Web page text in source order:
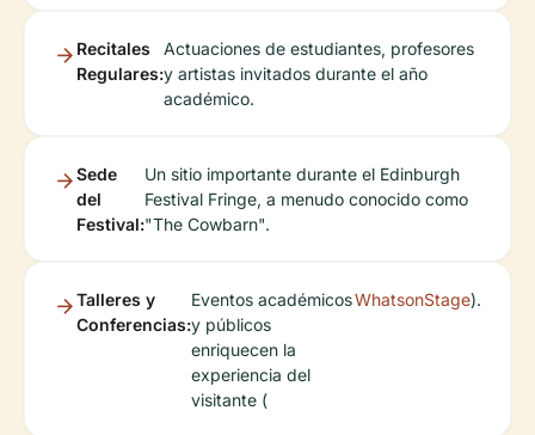
Recitales
Regulares:
Actuaciones de estudiantes, profesores
y artistas invitados durante el año
académico.
Sede
del
Festival:
Un sitio importante durante el Edinburgh
Festival Fringe, a menudo conocido como
"The Cowbarn".
Talleres y
Conferencias:
Eventos académicos
y públicos
enriquecen la
experiencia del
visitante (
WhatsonStage).